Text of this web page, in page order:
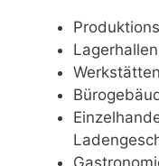
Werkstätten